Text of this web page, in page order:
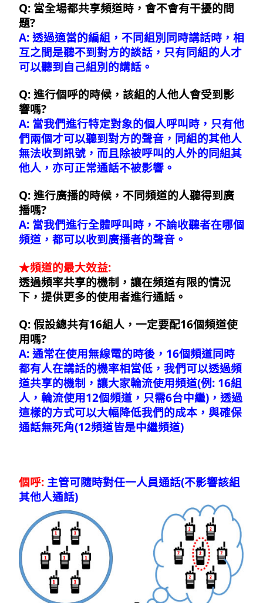
Q: 當全場都共享頻道時，會不會有干擾的問
題?
A: 透過適當的編組，不同組別同時講話時，相
互之間是聽不到對方的談話，只有同組的人才
可以聽到自己組別的講話。
Q: 進行個呼的時候，該組的人他人會受到影
響嗎?
A: 當我們進行特定對象的個人呼叫時，只有他
們兩個才可以聽到對方的聲音，同組的其他人
無法收到訊號，而且除被呼叫的人外的同組其
他人，亦可正常通話不被影響。
Q: 進行廣播的時候，不同頻道的人聽得到廣
播嗎?
A: 當我們進行全體呼叫時，不論收聽者在哪個
頻道，都可以收到廣播者的聲音。
★頻道的最大效益:
透過頻率共享的機制，讓在頻道有限的情況
下，提供更多的使用者進行通話。
Q: 假設總共有16組人，一定要配16個頻道使
用嗎?
A: 通常在使用無線電的時後，16個頻道同時
都有人在講話的機率相當低，我們可以透過頻
道共享的機制，讓大家輪流使用頻道(例: 16組
人，輪流使用12個頻道，只需6台中繼)，透過
這樣的方式可以大幅降低我們的成本，與確保
通話無死角(12頻道皆是中繼頻道)
個呼: 主管可隨時對任一人員通話(不影響該組
其他人通話)